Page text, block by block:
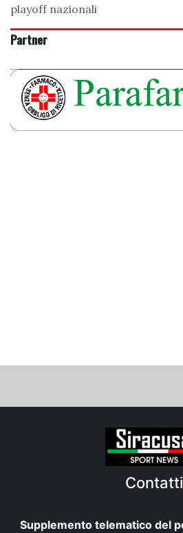
playoff nazionali
Partner
Contatti
Supplemento telematico del